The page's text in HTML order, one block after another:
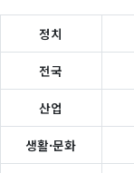
정치
전국
산업
생활·문화